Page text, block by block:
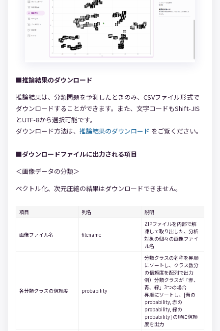
■推論結果のダウンロード
推論結果は、分類問題を予測したときのみ、CSVファイル形式で
ダウンロードすることができます。また、文字コードもShift-JIS
とUTF-8から選択可能です。
ダウンロード方法は、 推論結果のダウンロード をご覧ください。
■ダウンロードファイルに出力される項目
＜画像データの分類＞
ベクトル化、次元圧縮の結果はダウンロードできません。
項目 列名 説明
画像ファイル名 filename
ZIPファイルを内部で解
凍して取り出した、分析
対象の個々の画像ファイ
ル名
各分類クラスの信頼度 probability
分類クラスの名称を昇順
にソートし、クラス数分
の信頼度を配列で出力
例）分類クラスが「赤、
青、緑」3つの場合
昇順にソートし、[青の
probability, 赤の
probability, 緑の
probability] の順に信頼
度を出力